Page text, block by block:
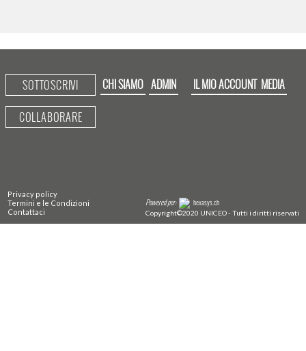
SOTTOSCRIVI
COLLABORARE
CHI SIAMO ADMIN IL MIO ACCOUNT MEDIA
Privacy policy
Termini e le Condizioni
Contattaci
Powered per: hexasys.ch
Copyright©2020 UNICEO - Tutti i diritti riservati